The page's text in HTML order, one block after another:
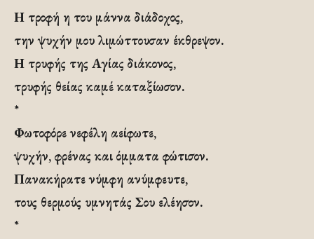
Η τροφή η του μάννα διάδοχος,
την ψυχήν μου λιμώττουσαν έκθρεψον.
Η τρυφής της Αγίας διάκονος,
τρυφής θείας καμέ καταξίωσον.
*
Φωτοφόρε νεφέλη αείφωτε,
ψυχήν, φρένας και όμματα φώτισον.
Πανακήρατε νύμφη ανύμφευτε,
τους θερμούς υμνητάς Σου ελέησον.
*